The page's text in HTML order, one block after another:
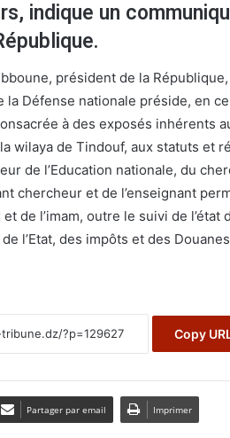
indique un
président de la
la Défense nationale préside, en
à des exposés inhérents
wilaya de Tindouf, aux statuts et
de l’Education nationale, du
chercheur et de l’enseignant
de l’imam, outre le suivi de l’état
l’Etat, des impôts et des
Copy
Partager par email Imprimer